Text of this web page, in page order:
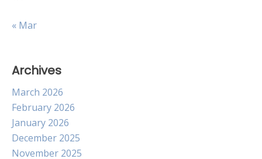
« Mar
Archives
March 2026
February 2026
January 2026
December 2025
November 2025